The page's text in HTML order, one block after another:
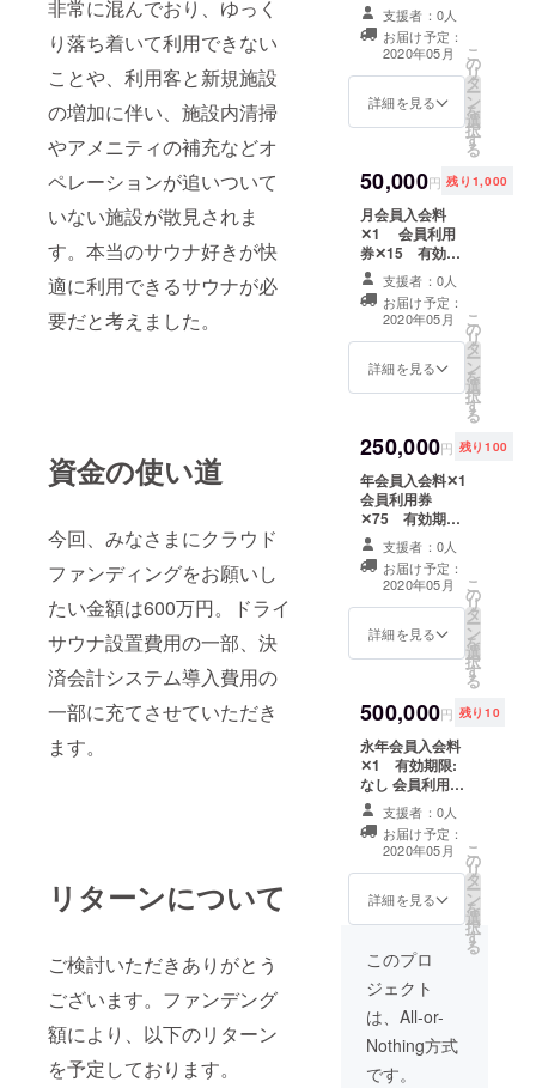
非常に混んでおり、ゆっく
り落ち着いて利用できない
ことや、利用客と新規施設
の増加に伴い、施設内清掃
やアメニティの補充などオ
ペレーションが追いついて
いない施設が散見されま
す。本当のサウナ好きが快
適に利用できるサウナが必
要だと考えました。
資金の使い道
今回、みなさまにクラウド
ファンディングをお願いし
たい金額は600万円。ドライ
サウナ設置費用の一部、決
済会計システム導入費用の
一部に充てさせていただき
ます。
リターンについて
ご検討いただきありがとう
ございます。ファンデング
額により、以下のリターン
を予定しております。
ン期間中 2020年
5月下旬予定 ビ
ジター利用券
✕6 有効期限:
なし ドリンク券
✕6 有効期限:
なし （販売予定
価格: ビジター利
枚、ドリンク券
600円/枚）
支援者：0人
お届け予定：
2020年05月
詳細を見る
こ
の
リ
タ
ー
ン
を
選
択
す
る
50,000円 残り1,000
月会員入会料
✕1 会員利用
券✕15 有効期
限: なし ドリン
ク券✕10 有効
期限: なし （販
売予定価格: 月会
員入会料30,000
円、会員利用券
支援者：0人
お届け予定：
2020年05月
詳細を見る
こ
の
リ
タ
ー
ン
を
選
択
す
る
250,000円 残り100
年会員入会料✕1
会員利用券
✕75 有効期限:
なし ドリンク券
✕50 有効期限:
なし （販売予定
価格: 年会員入会
料300,000円、
会員利用券2,000
円/枚、ドリンク
支援者：0人
お届け予定：
2020年05月
詳細を見る
こ
の
リ
タ
ー
ン
を
選
択
す
る
500,000円 残り10
永年会員入会料
✕1 有効期限:
なし 会員利用券
✕150 有効期
限: なし ドリン
ク券✕100 有効
期限: なし （販
売予定価格: 永年
会員入会料
1,000,000円、会
円/枚、ドリンク
支援者：0人
お届け予定：
2020年05月
詳細を見る
こ
の
リ
タ
ー
ン
を
選
択
す
る
このプロ
ジェクト
は、All-or-
Nothing方式
です。